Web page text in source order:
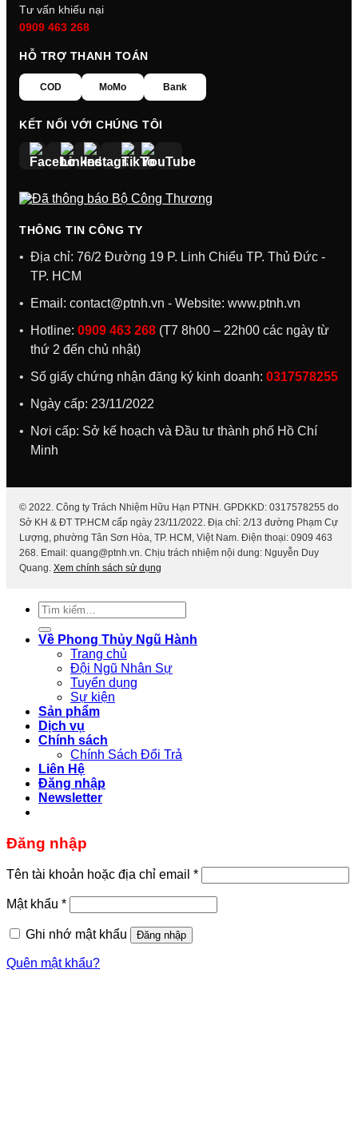
Tư vấn khiếu nại
0909 463 268
HỖ TRỢ THANH TOÁN
COD MoMo Bank
KẾT NỐI VỚI CHÚNG TÔI
THÔNG TIN CÔNG TY
Địa chỉ: 76/2 Đường 19 P. Linh Chiểu TP. Thủ Đức -
TP. HCM
Email: contact@ptnh.vn - Website: www.ptnh.vn
Hotline: 0909 463 268 (T7 8h00 – 22h00 các ngày từ
thứ 2 đến chủ nhật)
Số giấy chứng nhận đăng ký kinh doanh: 0317578255
Ngày cấp: 23/11/2022
Nơi cấp: Sở kế hoạch và Đầu tư thành phố Hồ Chí
Minh
© 2022. Công ty Trách Nhiệm Hữu Hạn PTNH. GPDKKD: 0317578255 do
Sở KH & ĐT TP.HCM cấp ngày 23/11/2022. Địa chỉ: 2/13 đường Phạm Cự
Lượng, phường Tân Sơn Hòa, TP. HCM, Việt Nam. Điện thoại: 0909 463
268. Email: quang@ptnh.vn. Chịu trách nhiệm nội dung: Nguyễn Duy
Quang. Xem chính sách sử dụng
Tìm
kiếm:
Về Phong Thủy Ngũ Hành
Trang chủ
Đội Ngũ Nhân Sự
Tuyển dụng
Sự kiện
Sản phẩm
Dịch vụ
Chính sách
Chính Sách Đổi Trả
Liên Hệ
Đăng nhập
Newsletter
Đăng nhập
Tên tài khoản hoặc địa chỉ email *Bắt
buộc
Mật khẩu *Bắt
buộc
Ghi nhớ mật khẩu
Đăng nhập
Quên mật khẩu?